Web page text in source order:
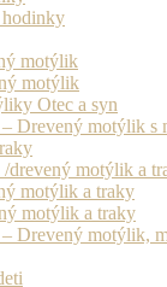
hodinky
motýlik
motýlik
Otec a syn
– Drevený motýlik s
/drevený motýlik a
motýlik a traky
motýlik a traky
– Drevený motýlik,